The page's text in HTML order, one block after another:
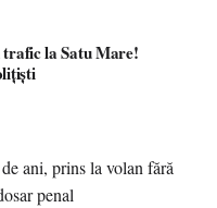
la Satu Mare!